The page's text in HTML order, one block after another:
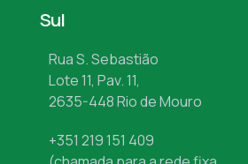
Sul
Rua S. Sebastião
Lote 11, Pav. 11,
2635-448 Rio de Mouro
+351 219 151 409